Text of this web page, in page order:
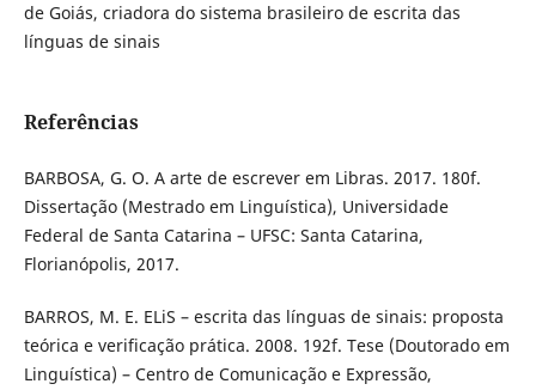
de Goiás, criadora do sistema brasileiro de escrita das
línguas de sinais
Referências
BARBOSA, G. O. A arte de escrever em Libras. 2017. 180f.
Dissertação (Mestrado em Linguística), Universidade
Federal de Santa Catarina – UFSC: Santa Catarina,
Florianópolis, 2017.
BARROS, M. E. ELiS – escrita das línguas de sinais: proposta
teórica e verificação prática. 2008. 192f. Tese (Doutorado em
Linguística) – Centro de Comunicação e Expressão,